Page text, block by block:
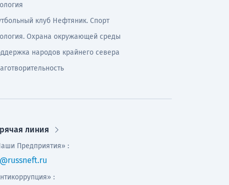
клуб Нефтяник. Спорт
Охрана окружающей среды
народов крайнего севера
линия
Предприятия» :
: